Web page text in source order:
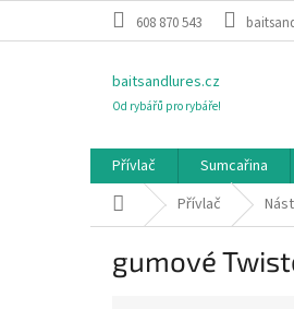
608 870 543
baitsandlures.cz
Od rybářů pro rybáře!
Přívlač Sumcařina
KezdőlapPřívlač
gumové